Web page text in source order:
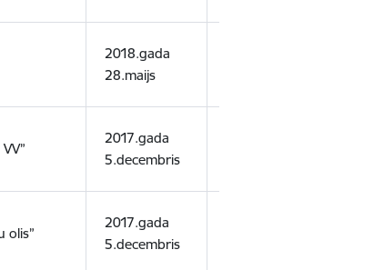
2018.gada
28.maijs
2017.gada
5.decembris
olis”
2017.gada
5.decembris